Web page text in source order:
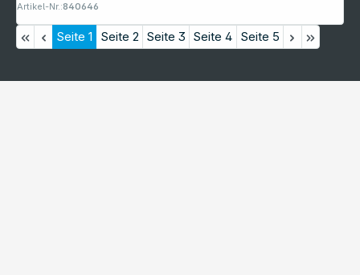
Artikel-Nr.:840646
Seite 1 Seite 2 Seite 3 Seite 4 Seite 5